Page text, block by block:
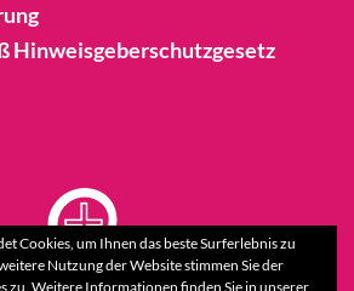
Hinweisgeberschutzgesetz
Cookies, um Ihnen das beste Surferlebnis zu
Nutzung der Website stimmen Sie der
zu. Weitere Informationen finden Sie in unserer